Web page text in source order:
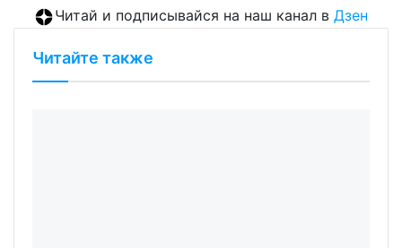
Читай и подписывайся на наш канал в Дзен
Читайте также